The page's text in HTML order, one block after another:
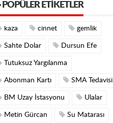
POPÜLER ETIKETLER
kaza cinnet gemlik
Sahte Dolar Dursun Efe
Tutuksuz Yargılanma
Abonman Kartı SMA Tedavisi
BM Uzay İstasyonu Ulalar
Metin Gürcan Su Matarası